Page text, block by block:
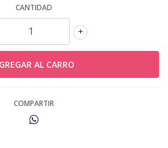
CANTIDAD
+
COMPARTIR